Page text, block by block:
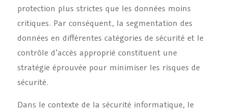
protection plus strictes que les données moins
critiques. Par conséquent, la segmentation des
données en différentes catégories de sécurité et le
contrôle d’accès approprié constituent une
stratégie éprouvée pour minimiser les risques de
sécurité.
Dans le contexte de la sécurité informatique, le